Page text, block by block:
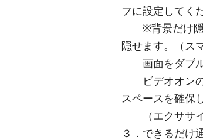
フに設定してく
※背景だけ隠
隠せます。（ス
画面をダブル
ビデオオンの
スペースを確保
（エクササイ
３．できるだけ